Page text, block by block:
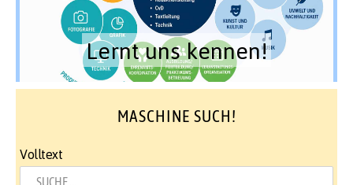
Lernt uns kennen!
MASCHINE SUCH!
Volltext